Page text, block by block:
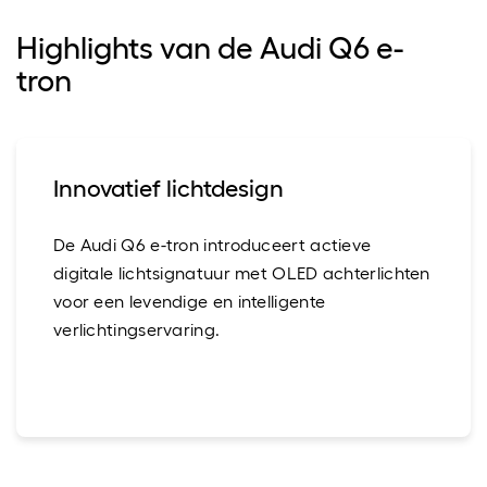
Highlights van de Audi Q6 e-
tron
Innovatief lichtdesign
De Audi Q6 e-tron introduceert actieve
digitale lichtsignatuur met OLED achterlichten
voor een levendige en intelligente
verlichtingservaring.